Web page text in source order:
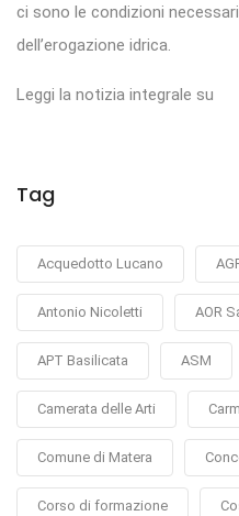
ci sono le condizioni
dell’erogazione idrica.
Leggi la notizia integrale su
Tag
Acquedotto Lucano
Antonio Nicoletti AOR
APT Basilicata ASM
Camerata delle Arti
Comune di Matera
Corso di formazione